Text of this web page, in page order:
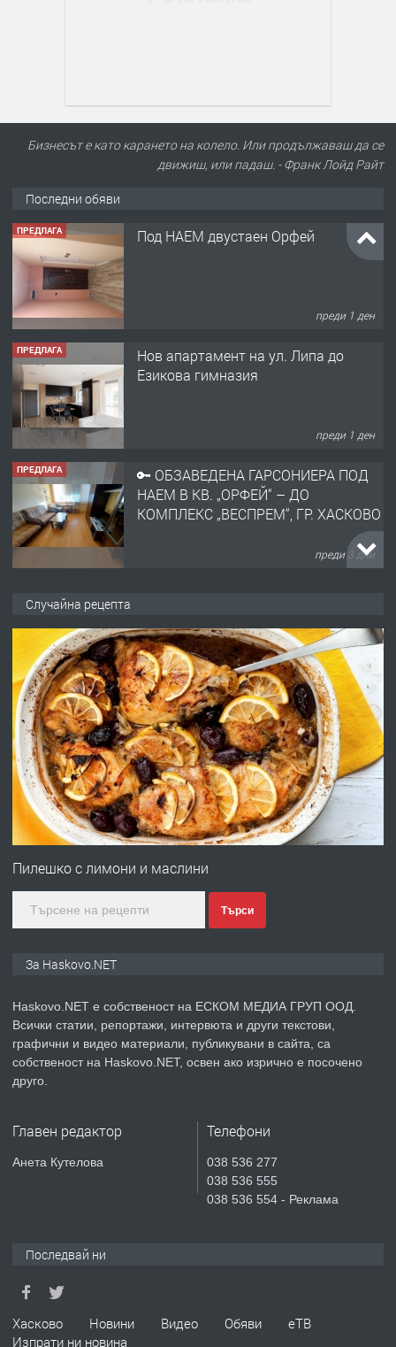
Бизнесът е като карането на колело. Или продължаваш да се
движиш, или падаш. - Франк Лойд Райт
Последни обяви
ПРЕДЛАГА Под НАЕМ двустаен Орфей
преди 1 ден
ПРЕДЛАГА
Нов апартамент на ул. Липа до
Езикова гимназия
преди 1 ден
ПРЕДЛАГА
🔑 ОБЗАВЕДЕНА ГАРСОНИЕРА ПОД
НАЕМ В КВ. „ОРФЕЙ“ – ДО
КОМПЛЕКС „ВЕСПРЕМ“, ГР. ХАСКОВО
преди 3 дни
АПАРТАМЕНТ В ЦЕНТЪРА НА ГР.
ХАСКОВО
преди 3 дни
ПРЕДЛАГА Давам гараж под наем
преди 4 дни
ПРЕДЛАГА
№4120 Магазин/Офис под наем в кв.
градската градина!
преди 4 дни
ПРЕДЛАГА
Продавам парцел в гр. Хасково кв.
СГЛОБЯВАНЕ НА МЕБЕЛИ.
апартамент под наем в кв.
Случайна рецепта
Пилешко с лимони и маслини
Търси
За Haskovo.NET
Haskovo.NET е собственост на ЕСКОМ МЕДИА ГРУП ООД.
Всички статии, репортажи, интервюта и други текстови,
графични и видео материали, публикувани в сайта, са
собственост на Haskovo.NET, освен ако изрично е посочено
друго.
Главен редактор
Анета Кутелова
Телефони
038 536 277
038 536 555
038 536 554 - Реклама
Последвай ни
Хасково Новини Видео Обяви
еТВ
Изпрати ни новина